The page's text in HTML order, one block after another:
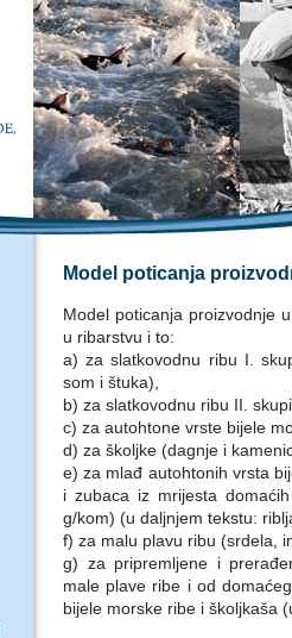
Model poticanja
Model poticanja proizvodnje
u ribarstvu i to:
a) za slatkovodnu ribu I.
som i štuka),
b) za slatkovodnu ribu II.
c) za autohtone vrste bijele
d) za školjke (dagnje i
e) za mlađ autohtonih vrsta
i zubaca iz mrijesta
g/kom) (u daljnjem tekstu:
f) za malu plavu ribu (srdela,
g) za pripremljene i
male plave ribe i od
bijele morske ribe i školjkaša